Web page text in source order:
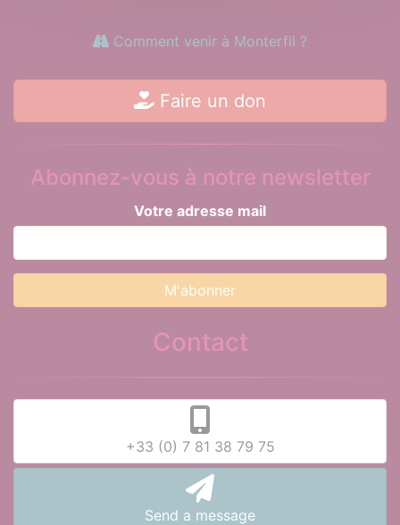
Comment venir à Monterfil ?
Faire un don
Abonnez-vous à notre newsletter
Votre adresse mail
Contact
+33 (0) 7 81 38 79 75
Send a message